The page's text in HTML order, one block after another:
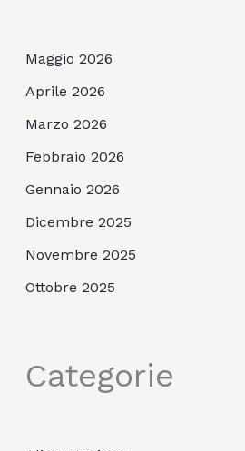
Maggio 2026
Aprile 2026
Marzo 2026
Febbraio 2026
Gennaio 2026
Dicembre 2025
Novembre 2025
Ottobre 2025
Categorie